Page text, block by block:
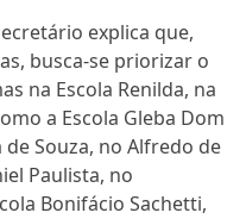
explica que,
busca-se priorizar o
na Escola Renilda, na
a Escola Gleba Dom
de Souza, no Alfredo de
Paulista, no
Bonifácio Sachetti,